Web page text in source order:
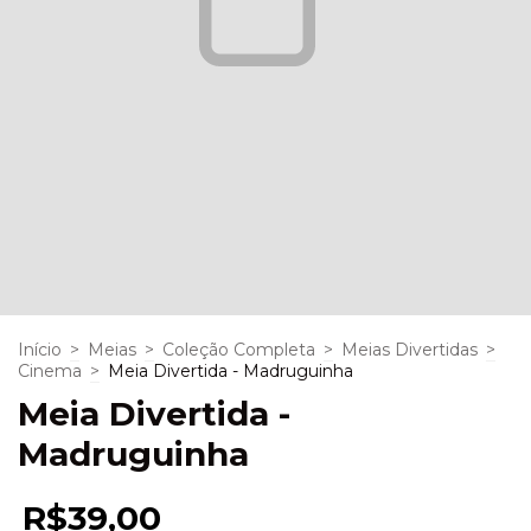
Início > Meias > Coleção Completa > Meias Divertidas >
Cinema > Meia Divertida - Madruguinha
Meia Divertida -
Madruguinha
R$39,00